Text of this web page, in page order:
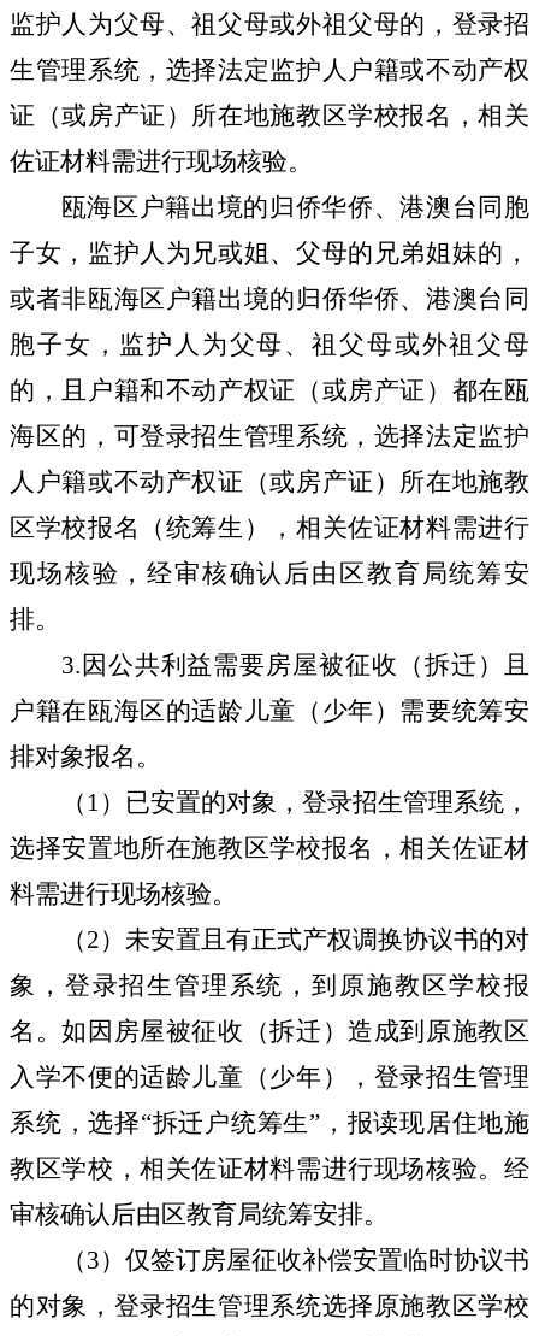
监护人为父母、祖父母或外祖父母的，登录招
生管理系统，选择法定监护人户籍或不动产权
证（或房产证）所在地施教区学校报名，相关
佐证材料需进行现场核验。
瓯海区户籍出境的归侨华侨、港澳台同胞
子女，监护人为兄或姐、父母的兄弟姐妹的，
或者非瓯海区户籍出境的归侨华侨、港澳台同
胞子女，监护人为父母、祖父母或外祖父母
的，且户籍和不动产权证（或房产证）都在瓯
海区的，可登录招生管理系统，选择法定监护
人户籍或不动产权证（或房产证）所在地施教
区学校报名（统筹生），相关佐证材料需进行
现场核验，经审核确认后由区教育局统筹安
排。
3. 因公共利益需要房屋被征收（拆迁）且
户籍在瓯海区的适龄儿童（少年）需要统筹安
排对象报名。
（ 1）已安置的对象，登录招生管理系统，
选择安置地所在施教区学校报名，相关佐证材
料需进行现场核验。
（2）未安置且有正式产权调换协议书的对
象，登录招生管理系统，到原施教区学校报
名。如因房屋被征收（拆迁）造成到原施教区
入学不便的适龄儿童（少年），登录招生管理
系统，选择“拆迁户统筹生”，报读现居住地施
教区学校，相关佐证材料需进行现场核验。经
审核确认后由区教育局统筹安排。
（3）仅签订房屋征收补偿安置临时协议书
的对象，登录招生管理系统选择原施教区学校